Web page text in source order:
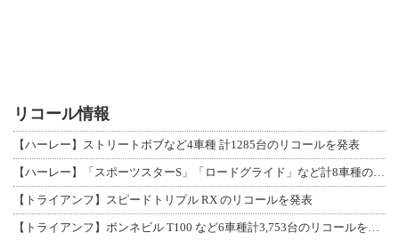
リコール情報
【ハーレー】ストリートボブなど4車種 計1285台のリコールを発表
【トライアンフ】スピードトリプル RX のリコールを発表